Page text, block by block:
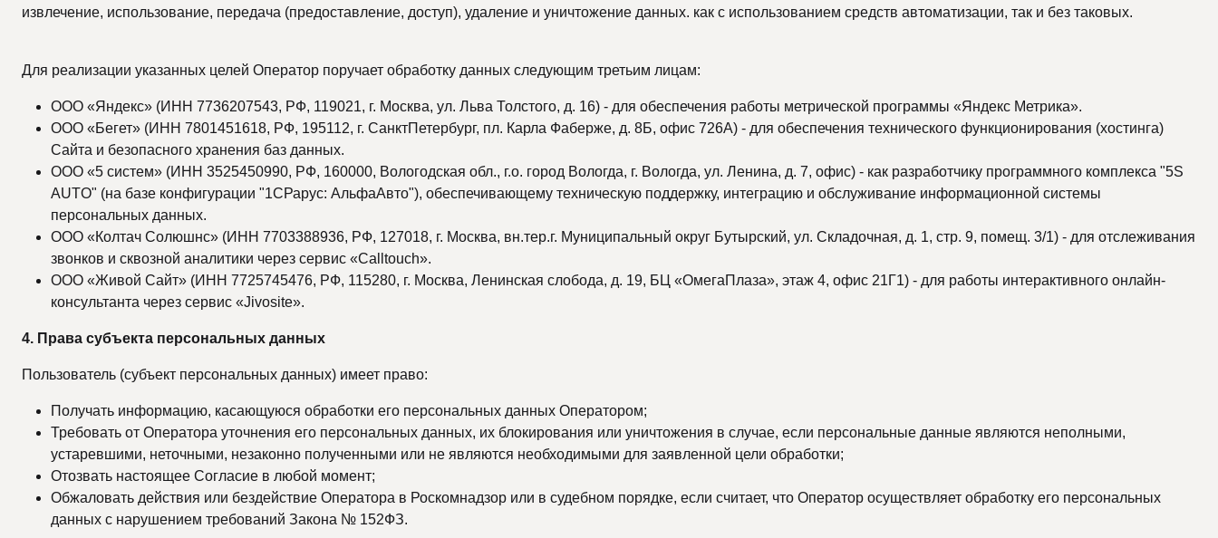
извлечение, использование, передача (предоставление, доступ), удаление и уничтожение данных. как с использованием средств автоматизации, так и без таковых.
Для реализации указанных целей Оператор поручает обработку данных следующим третьим лицам:
ООО «Яндекс» (ИНН 7736207543, РФ, 119021, г. Москва, ул. Льва Толстого, д. 16) - для обеспечения работы метрической программы «Яндекс Метрика».
ООО «Бегет» (ИНН 7801451618, РФ, 195112, г. СанктПетербург, пл. Карла Фаберже, д. 8Б, офис 726А) - для обеспечения технического функционирования (хостинга)
Сайта и безопасного хранения баз данных.
ООО «5 систем» (ИНН 3525450990, РФ, 160000, Вологодская обл., г.о. город Вологда, г. Вологда, ул. Ленина, д. 7, офис) - как разработчику программного комплекса "5S
AUTO" (на базе конфигурации "1СРарус: АльфаАвто"), обеспечивающему техническую поддержку, интеграцию и обслуживание информационной системы
персональных данных.
ООО «Колтач Солюшнс» (ИНН 7703388936, РФ, 127018, г. Москва, вн.тер.г. Муниципальный округ Бутырский, ул. Складочная, д. 1, стр. 9, помещ. 3/1) - для отслеживания
звонков и сквозной аналитики через сервис «Calltouch».
ООО «Живой Сайт» (ИНН 7725745476, РФ, 115280, г. Москва, Ленинская слобода, д. 19, БЦ «ОмегаПлаза», этаж 4, офис 21Г1) - для работы интерактивного онлайн-
консультанта через сервис «Jivosite».
4. Права субъекта персональных данных
Пользователь (субъект персональных данных) имеет право:
Получать информацию, касающуюся обработки его персональных данных Оператором;
Требовать от Оператора уточнения его персональных данных, их блокирования или уничтожения в случае, если персональные данные являются неполными,
устаревшими, неточными, незаконно полученными или не являются необходимыми для заявленной цели обработки;
Отозвать настоящее Согласие в любой момент;
Обжаловать действия или бездействие Оператора в Роскомнадзор или в судебном порядке, если считает, что Оператор осуществляет обработку его персональных
данных с нарушением требований Закона № 152ФЗ.